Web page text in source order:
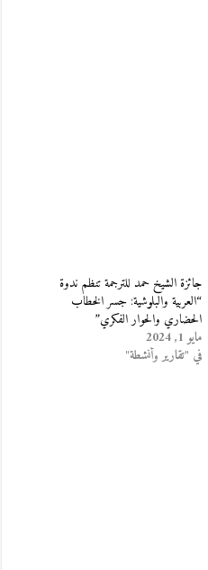
جائزة الشيخ حمد للترجمة تنظم ندوة
“العربية والبلوشية: جسر الخطاب
الحضاري والحوار الفكري”
مايو 1, 2024
في "تقارير وأنشطة"